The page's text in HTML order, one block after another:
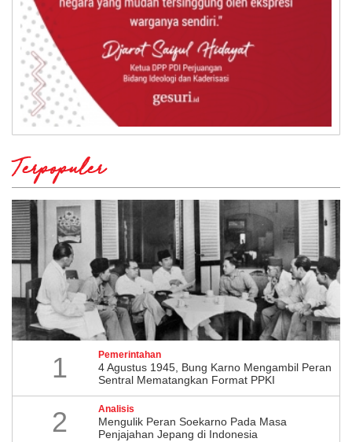
Terpopuler
1 Pemerintahan
4 Agustus 1945, Bung Karno Mengambil Peran
Sentral Mematangkan Format PPKI
2 Analisis
Mengulik Peran Soekarno Pada Masa
Penjajahan Jepang di Indonesia